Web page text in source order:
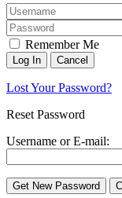
Remember Me
Lost Your Password?
Reset Password
Username or E-mail: